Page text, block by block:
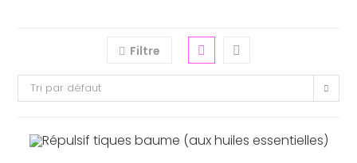
Filtre
Tri par défaut